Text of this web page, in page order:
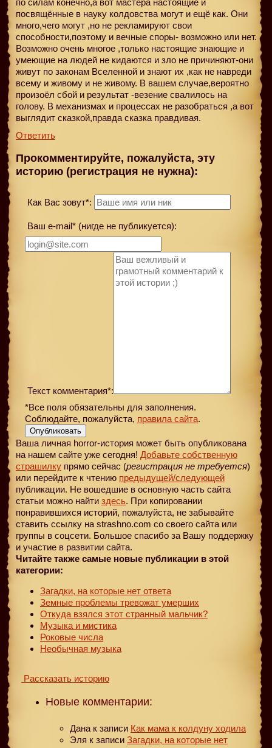
посвящённые в науку колдовства могут и ещё как. Они
много,чего могут ,но не рекламируют свои
способности,поэтому и вечные споры- возможно или нет.
Возможно очень многое ,только настоящие знающие и
умеющие на людей не кидаются и зло не причиняют-они
живут по законам Вселенной и знают их ,как не навреди
всему и живому и не живому. В вашем случае,вероятно
произоёл сбой и результат -везение свалилось на
голову. В механизмах и процессах не разобраться ,а вот
выглядит сказкой,правда сказка правдивая.
Ответить
Прокомментируйте, пожалуйста, эту
историю (регистрация не нужна):
Как Вас зовут*:
Ваш e-mail* (нигде не публикуется):
Текст комментария*:
*Все поля обязательны для заполнения.
Соблюдайте, пожалуйста, правила сайта.
Опубликовать
Ваша личная horror-история может быть опубликована
на нашем сайте уже сегодня! Добавьте собственную
страшилку прямо сейчас (регистрация не требуется)
или перейдите к чтению предыдущей/следующей
публикации. Не вошедшие в основную часть сайта
статьи можно найти здесь. При копировании
понравившихся историй, пожалуйста, не забывайте
ставить ссылку на strashno.com со своего сайта или
группы в соцсети. Большое спасибо за Вашу поддержку
и участие в развитии сайта.
Читайте также самые новые публикации в этой
категории:
Загадки, на которые нет ответа
Земные проблемы тревожат умерших
Откуда взялся этот странный мальчик?
Музыка и мистика
Роковые числа
Необычная музыка
Рассказать историю
Новые комментарии:
Дана к записи Как мама к колдуну ходила
Эля к записи Загадки, на которые нет